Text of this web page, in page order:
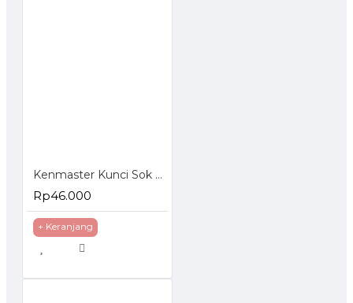
Kenmaster Kunci Sok Set 40 Pcs
Rp46.000
+ Keranjang